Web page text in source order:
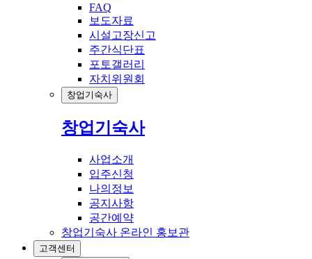
FAQ
보도자료
시설고장신고
주간식단표
포토갤러리
자치위원회
창업기숙사
창업기숙사
사업소개
입주신청
나의정보
공지사항
공간예약
창업기숙사 온라인 홍보관
고객센터